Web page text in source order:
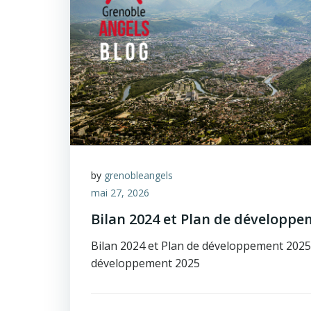
by grenobleangels
mai 27, 2026
Bilan 2024 et Plan de
Bilan 2024 et Plan de développement
développement 2025